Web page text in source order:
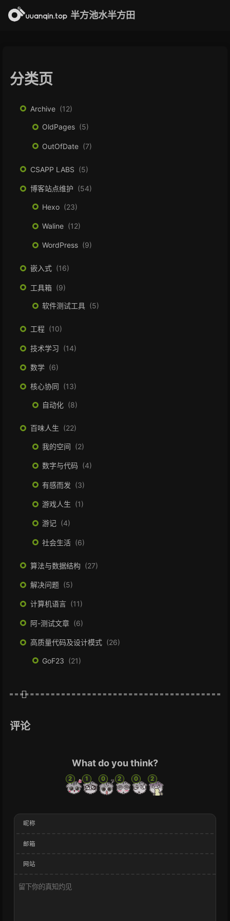
半方池水半方田
分类页
Archive 12
OldPages 5
OutOfDate 7
CSAPP LABS 5
博客站点维护 54
Hexo 23
Waline 12
WordPress 9
嵌入式 16
工具箱 9
软件测试工具 5
工程 10
技术学习 14
数学 6
核心协同 13
自动化 8
百味人生 22
我的空间 2
数字与代码 4
有感而发 3
游戏人生 1
游记 4
社会生活 6
算法与数据结构 27
解决问题 5
计算机语言 11
阿-测试文章 6
高质量代码及设计模式 26
GoF23 21
评论
What do you think?
2 1 0 2 0 2
昵称
邮箱
网站